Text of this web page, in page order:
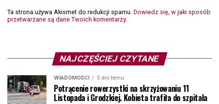
Ta strona używa Akismet do redukcji spamu. Dowiedz się, w jaki sposób
przetwarzane są dane Twoich komentarzy.
NAJCZĘŚCIEJ CZYTANE
WIADOMOŚCI 5 dni temu
Potrącenie rowerzystki na skrzyżowaniu 11
Listopada i Grodzkiej. Kobieta trafiła do szpitala